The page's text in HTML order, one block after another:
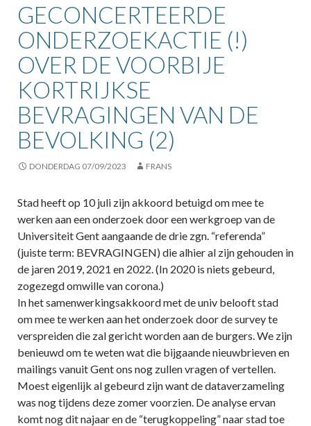
GECONCERTEERDE
ONDERZOEKACTIE (!)
OVER DE VOORBIJE
KORTRIJKSE
BEVRAGINGEN VAN DE
BEVOLKING (2)
DONDERDAG 07/09/2023 FRANS
Stad heeft op 10 juli zijn akkoord betuigd om mee te
werken aan een onderzoek door een werkgroep van de
Universiteit Gent aangaande de drie zgn. “referenda”
(juiste term: BEVRAGINGEN) die alhier al zijn gehouden in
de jaren 2019, 2021 en 2022. (In 2020 is niets gebeurd,
zogezegd omwille van corona.)
In het samenwerkingsakkoord met de univ belooft stad
om mee te werken aan het onderzoek door de survey te
verspreiden die zal gericht worden aan de burgers. We zijn
benieuwd om te weten wat die bijgaande nieuwbrieven en
mailings vanuit Gent ons nog zullen vragen of vertellen.
Moest eigenlijk al gebeurd zijn want de dataverzameling
was nog tijdens deze zomer voorzien. De analyse ervan
komt nog dit najaar en de “terugkoppeling” naar stad toe